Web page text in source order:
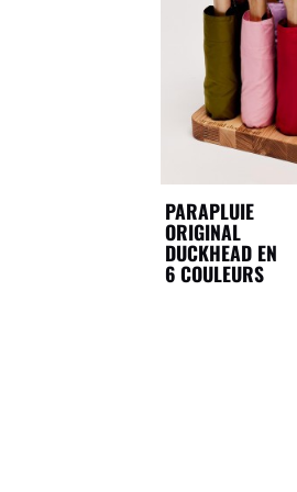
PARAPLUIE
ORIGINAL
DUCKHEAD EN
6 COULEURS